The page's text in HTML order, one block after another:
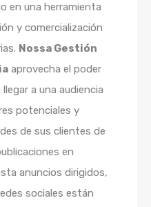
en una herramienta
y comercialización
Nossa Gestión
aprovecha el poder
a una audiencia
potenciales y
de sus clientes de
en
anuncios dirigidos,
sociales están